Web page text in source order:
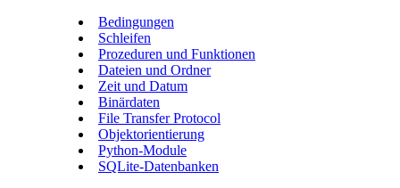
Bedingungen
Schleifen
Prozeduren und Funktionen
Dateien und Ordner
Zeit und Datum
Binärdaten
File Transfer Protocol
Objektorientierung
Python-Module
SQLite-Datenbanken